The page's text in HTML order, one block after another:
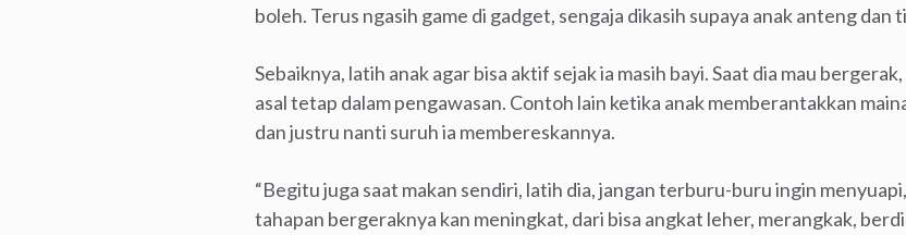
boleh. Terus ngasih game di gadget, sengaja dikasih supaya anak anteng dan
Sebaiknya, latih anak agar bisa aktif sejak ia masih bayi. Saat dia mau
asal tetap dalam pengawasan. Contoh lain ketika anak memberantakkan
dan justru nanti suruh ia membereskannya.
“Begitu juga saat makan sendiri, latih dia, jangan terburu-buru ingin
tahapan bergeraknya kan meningkat, dari bisa angkat leher, merangkak,